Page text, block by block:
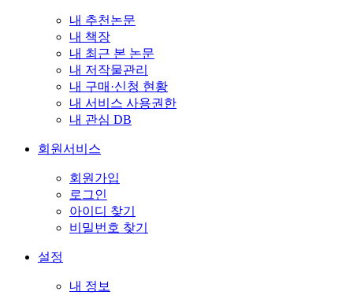
내 추천논문
내 책장
내 최근 본 논문
내 저작물관리
내 구매·신청 현황
내 서비스 사용권한
내 관심 DB
회원서비스
회원가입
로그인
아이디 찾기
비밀번호 찾기
설정
내 정보